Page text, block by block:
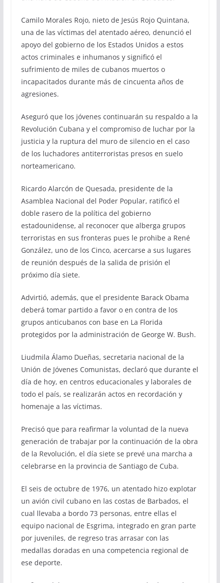
Camilo Morales Rojo, nieto de Jesús Rojo Quintana,
una de las víctimas del atentado aéreo, denunció el
apoyo del gobierno de los Estados Unidos a estos
actos criminales e inhumanos y significó el
sufrimiento de miles de cubanos muertos o
incapacitados durante más de cincuenta años de
agresiones.
Aseguró que los jóvenes continuarán su respaldo a la
Revolución Cubana y el compromiso de luchar por la
justicia y la ruptura del muro de silencio en el caso
de los luchadores antiterroristas presos en suelo
norteamericano.
Ricardo Alarcón de Quesada, presidente de la
Asamblea Nacional del Poder Popular, ratificó el
doble rasero de la política del gobierno
estadounidense, al reconocer que alberga grupos
terroristas en sus fronteras pues le prohibe a René
González, uno de los Cinco, acercarse a sus lugares
de reunión después de la salida de prisión el
próximo día siete.
Advirtió, además, que el presidente Barack Obama
deberá tomar partido a favor o en contra de los
grupos anticubanos con base en La Florida
protegidos por la administración de George W. Bush.
Liudmila Álamo Dueñas, secretaria nacional de la
Unión de Jóvenes Comunistas, declaró que durante el
día de hoy, en centros educacionales y laborales de
todo el país, se realizarán actos en recordación y
homenaje a las víctimas.
Precisó que para reafirmar la voluntad de la nueva
generación de trabajar por la continuación de la obra
de la Revolución, el día siete se prevé una marcha a
celebrarse en la provincia de Santiago de Cuba.
El seis de octubre de 1976, un atentado hizo explotar
un avión civil cubano en las costas de Barbados, el
cual llevaba a bordo 73 personas, entre ellas el
equipo nacional de Esgrima, integrado en gran parte
por juveniles, de regreso tras arrasar con las
medallas doradas en una competencia regional de
ese deporte.